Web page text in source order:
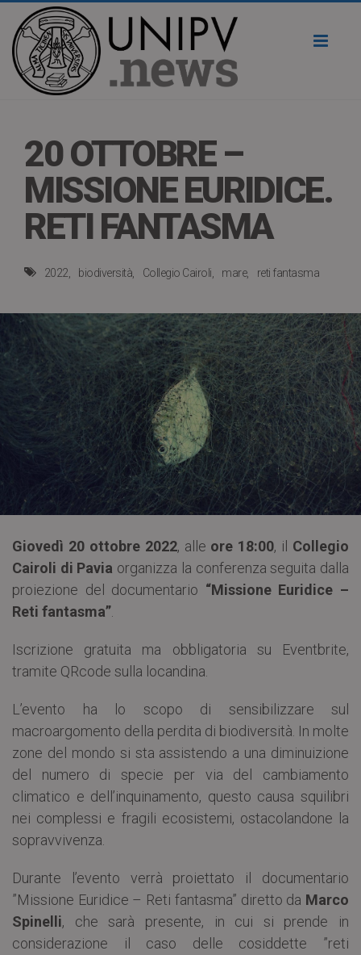
20 OTTOBRE –
MISSIONE EURIDICE.
RETI FANTASMA
2022 biodiversità Collegio Cairoli mare reti fantasma
Giovedì 20 ottobre 2022, alle ore 18:00, il Collegio
Cairoli di Pavia organizza la conferenza seguita dalla
proiezione del documentario “Missione Euridice –
Reti fantasma”
Iscrizione gratuita ma obbligatoria su Eventbrite,
tramite QRcode sulla locandina.
L’evento ha lo scopo di sensibilizzare sul
macroargomento della perdita di biodiversità. In molte
zone del mondo si sta assistendo a una diminuizione
del numero di specie per via del cambiamento
climatico e dell’inquinamento, questo causa squilibri
nei complessi e fragili ecosistemi, ostacolandone la
sopravvivenza.
Durante l’evento verrà proiettato il documentario
”Missione Euridice – Reti fantasma” diretto da Marco
Spinelli, che sarà presente, in cui si prende in
considerazione il caso delle cosiddette ”reti